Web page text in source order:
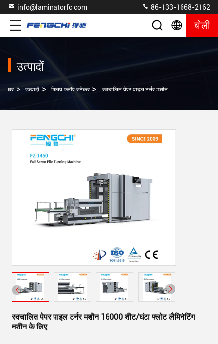
info@laminatorfc.com 86-133-1668-2162
बोली
उत्पादों
घर > उत्पादों > फ्लिप फ्लॉप स्टेकर > स्वचालित पेपर पाइल टर्नर मशीन 16000 शीट/घंटा फ्लोट लैमिनेटिंग मशीन के लिए
स्वचालित पेपर पाइल टर्नर मशीन 16000 शीट/घंटा फ्लोट लैमिनेटिंग
मशीन के लिए